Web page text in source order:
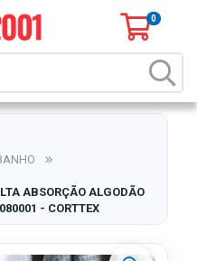
0
ABSORÇÃO ALGODÃO
- CORTTEX